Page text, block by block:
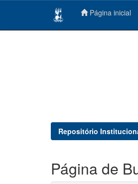
Página inicial
Repositório
Página de